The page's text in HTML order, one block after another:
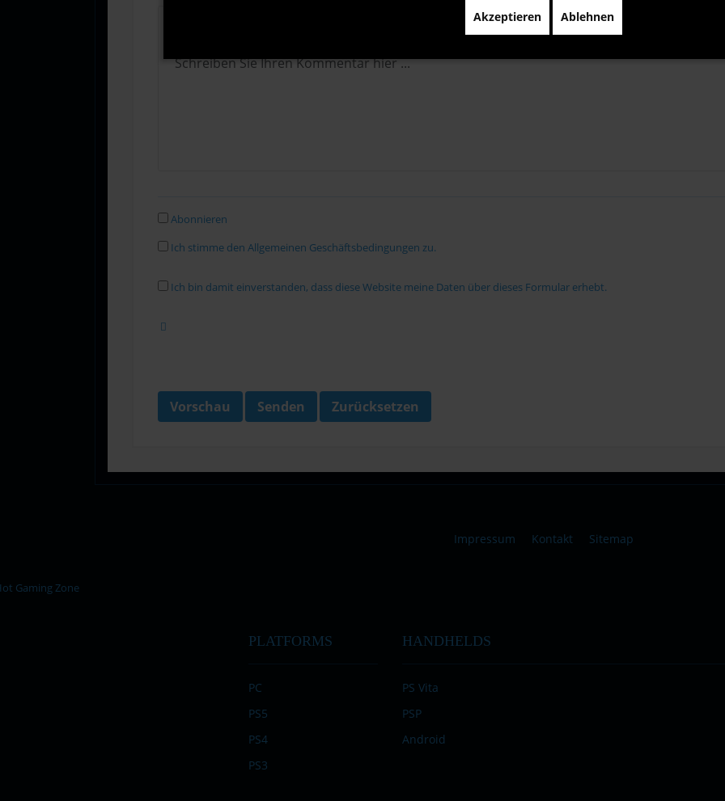
Abonnieren
Ich stimme den Allgemeinen Geschäftsbedingungen zu.
Ich bin damit einverstanden, dass diese Website meine Daten über dieses Formular erhebt.
Vorschau Senden Zurücksetzen
Impressum Kontakt Sitemap
PLATFORMS
PC
PS5
PS4
PS3
HANDHELDS
PS Vita
PSP
Android
Akzeptieren Ablehnen